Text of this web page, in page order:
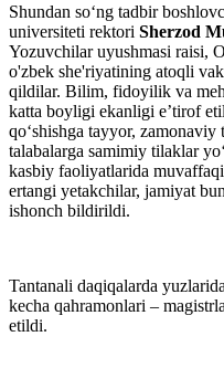
Shundan so‘ng tadbir
universiteti rektori Sherzod
Yozuvchilar uyushmasi raisi,
o'zbek she'riyatining atoqli
qildilar. Bilim, fidoyilik va
katta boyligi ekanligi e’tirof
qo‘shishga tayyor,
talabalarga samimiy tilaklar
kasbiy faoliyatlarida
ertangi yetakchilar, jamiyat
ishonch bildirildi.
Tantanali daqiqalarda
kecha qahramonlari –
etildi.